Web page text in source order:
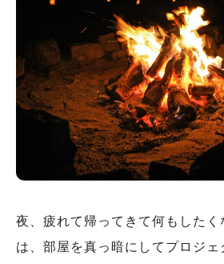
夜、疲れて帰ってきて何もした
は、部屋を真っ暗にしてプロジ